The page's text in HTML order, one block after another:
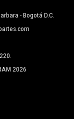
- Bogotá D.C.
2026